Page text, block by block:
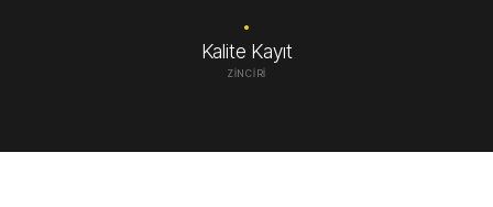
Kalite Kayıt
ZINCIRI